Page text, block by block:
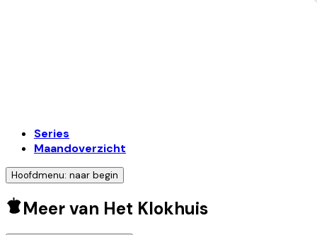
Series
Maandoverzicht
Hoofdmenu: naar begin
Meer van Het Klokhuis